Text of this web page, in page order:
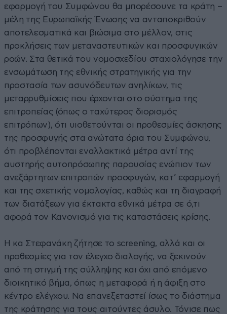
εφαρμογή του Συμφώνου θα μπορέσουνε τα κράτη –
μέλη της Ευρωπαϊκής Ένωσης να ανταποκριθούν
αποτελεσματικά και βιώσιμα στο μέλλον, στις
προκλήσεις των μεταναστευτικών και προσφυγικών
ροών. Στα θετικά του νομοσχεδίου σταχιολόγησε την
ενσωμάτωση της εθνικής στρατηγικής για την
προστασία των ασυνόδευτων ανηλίκων, τις
μεταρρυθμίσεις που έρχονται στο σύστημα της
επιτροπείας (όπως ο ταχύτερος διορισμός
επιτρόπων), ότι υιοθετούνται οι προθεσμίες άσκησης
της προσφυγής στα ανώτατα όρια του Συμφώνου,
ότι προβλέπονται εναλλακτικά μέτρα αντί της
αυστηρής αυτοπρόσωπης παρουσίας ενώπιον των
ανεξάρτητων επιτροπών προσφυγών, κατ’ εφαρμογή
και της σχετικής νομολογίας, καθώς και τη διαγραφή
των διατάξεων για έκτακτα εθνικά μέτρα σε ό,τι
αφορά τον Κανονισμό για τις καταστάσεις κρίσης.
Η κα Στεφανάκη ζήτησε το screening, αλλά και οι
προθεσμίες για τον έλεγχο διαλογής, να ξεκινούν
από τη στιγμή της σύλληψης και όχι από επόμενο
διοικητικό βήμα, όπως η μεταφορά ή η άφιξη στο
κέντρο ελέγχου. Να επανεξεταστεί ίσως το διάστημα
της κράτησης για τους αιτούντες άσυλο. Τόνισε πως